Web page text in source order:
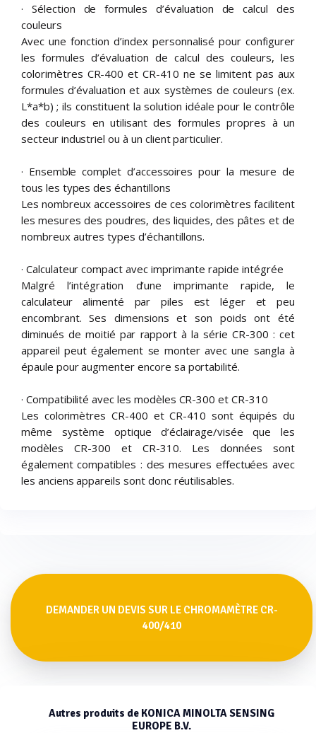
· Sélection de formules d’évaluation de calcul des
couleurs
Avec une fonction d’index personnalisé pour configurer
les formules d’évaluation de calcul des couleurs, les
colorimètres CR-400 et CR-410 ne se limitent pas aux
formules d’évaluation et aux systèmes de couleurs (ex.
L*a*b) ; ils constituent la solution idéale pour le contrôle
des couleurs en utilisant des formules propres à un
secteur industriel ou à un client particulier.
· Ensemble complet d’accessoires pour la mesure de
tous les types des échantillons
Les nombreux accessoires de ces colorimètres facilitent
les mesures des poudres, des liquides, des pâtes et de
nombreux autres types d’échantillons.
· Calculateur compact avec imprimante rapide intégrée
Malgré l’intégration d’une imprimante rapide, le
calculateur alimenté par piles est léger et peu
encombrant. Ses dimensions et son poids ont été
diminués de moitié par rapport à la série CR-300 : cet
appareil peut également se monter avec une sangla à
épaule pour augmenter encore sa portabilité.
· Compatibilité avec les modèles CR-300 et CR-310
Les colorimètres CR-400 et CR-410 sont équipés du
même système optique d’éclairage/visée que les
modèles CR-300 et CR-310. Les données sont
également compatibles : des mesures effectuées avec
les anciens appareils sont donc réutilisables.
DEMANDER UN DEVIS SUR LE CHROMAMÈTRE CR-
400/410
Autres produits de KONICA MINOLTA SENSING
EUROPE B.V.